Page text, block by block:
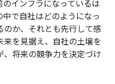
インフラになっているは
で自社はどのようになっ
か、それとも先行して感
を見据え、自社の土壌を
将来の競争力を決定づけ